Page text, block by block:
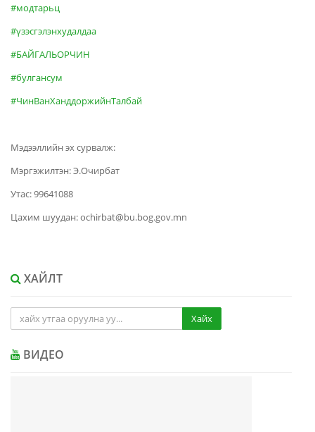
#модтарьц
#үзэсгэлэнхудалдаа
#БАЙГАЛЬОРЧИН
#булгансум
#ЧинВанХанддоржийнТалбай
Мэдээллийн эх сурвалж:
Мэргэжилтэн: Э.Очирбат
Утас: 99641088
Цахим шуудан: ochirbat@bu.bog.gov.mn
ХАЙЛТ
Хайх
ВИДЕО